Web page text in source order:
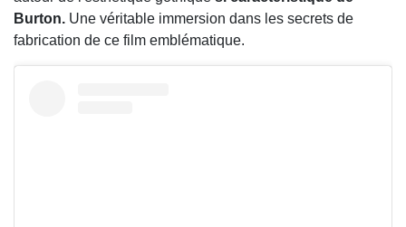
Burton. Une véritable immersion dans les secrets de
fabrication de ce film emblématique.